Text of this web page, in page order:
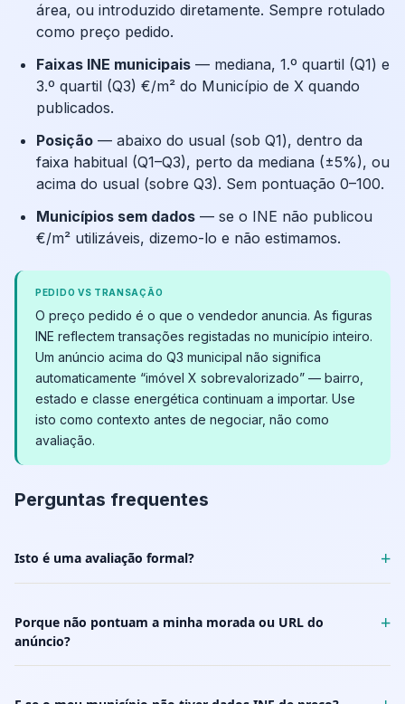
área, ou introduzido diretamente. Sempre rotulado
como preço pedido.
Faixas INE municipais — mediana, 1.º quartil (Q1) e
3.º quartil (Q3) €/m² do Município de X quando
publicados.
Posição — abaixo do usual (sob Q1), dentro da
faixa habitual (Q1–Q3), perto da mediana (±5%), ou
acima do usual (sobre Q3). Sem pontuação 0–100.
Municípios sem dados — se o INE não publicou
€/m² utilizáveis, dizemo-lo e não estimamos.
PEDIDO VS TRANSAÇÃO
O preço pedido é o que o vendedor anuncia. As figuras
INE reflectem transações registadas no município inteiro.
Um anúncio acima do Q3 municipal não significa
automaticamente “imóvel X sobrevalorizado” — bairro,
estado e classe energética continuam a importar. Use
isto como contexto antes de negociar, não como
avaliação.
Perguntas frequentes
Isto é uma avaliação formal? +
Porque não pontuam a minha morada ou URL do
anúncio?
+